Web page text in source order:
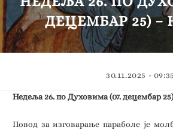
ДЕЦЕМБАР 25) –
30.11.2025 - 09:35
Недеља 26. по Духовима (07. децембар
Повод за изговарање параболе је